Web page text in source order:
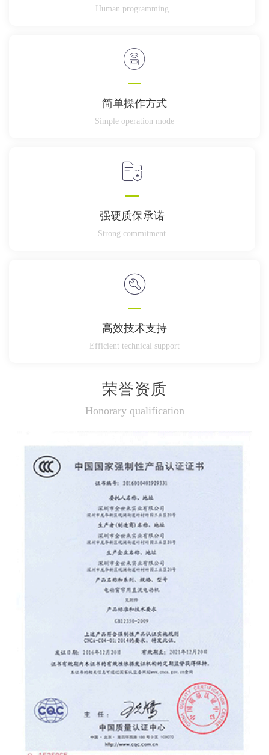
Human programming
简单操作方式
Simple operation mode
强硬质保承诺
Strong commitment
高效技术支持
Efficient technical support
荣誉资质
Honorary qualification